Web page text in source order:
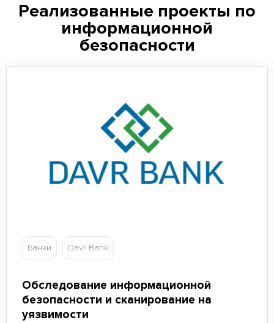
Реализованные проекты по
информационной
безопасности
Банки Davr Bank
Обследование информационной
безопасности и сканирование на
уязвимости